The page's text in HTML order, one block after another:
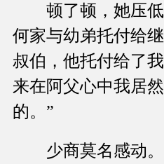
顿了顿，她压低
何家与幼弟托付给
叔伯，他托付给了
来在阿父心中我居
的。”
少商莫名感动。